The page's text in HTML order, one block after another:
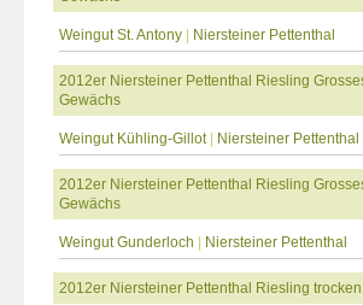
Weingut St. Antony Niersteiner Pettenthal
2012er Niersteiner Pettenthal Riesling
Gewächs
Weingut Kühling-Gillot| Niersteiner Pettenthal
2012er Niersteiner Pettenthal Riesling
Gewächs
Weingut Gunderloch Niersteiner Pettenthal
2012er Niersteiner Pettenthal Riesling trocken